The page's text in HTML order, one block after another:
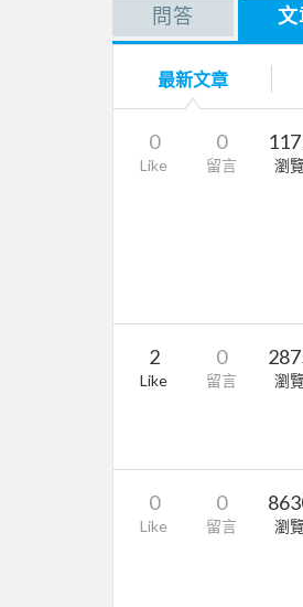
問答 文
最新文章
0
Like
0
留言 瀏
2
Like
0
留言 瀏
0
Like
0
留言 瀏